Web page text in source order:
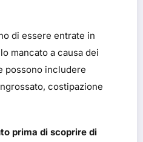
di essere entrate in
mancato a causa dei
possono includere
costipazione
prima di scoprire di